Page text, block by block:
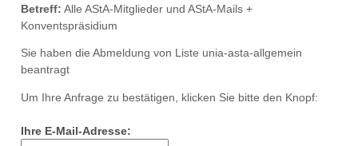
Betreff: Alle AStA-Mitglieder und AStA-Mails +
Konventspräsidium
Sie haben die Abmeldung von Liste unia-asta-allgemein
beantragt
Um Ihre Anfrage zu bestätigen, klicken Sie bitte den Knopf:
Ihre E-Mail-Adresse: